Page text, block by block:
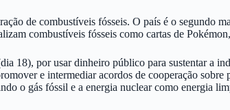
de combustíveis fósseis. O país é o segundo
combustíveis fósseis como cartas de
18), por usar dinheiro público para sustentar a
e intermediar acordos de cooperação
o gás fóssil e a energia nuclear como energia